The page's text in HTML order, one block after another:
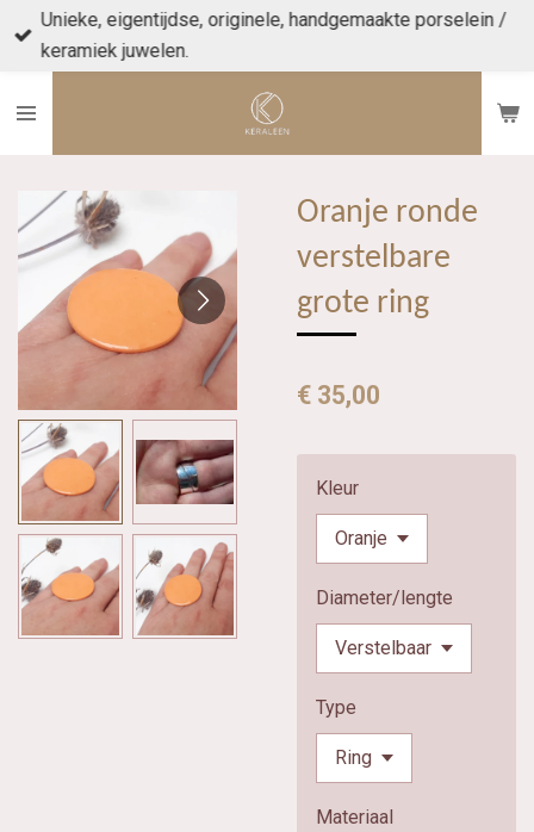
Ga
direct
de
Unieke, eigentijdse, originele, handgemaakte porselein /
keramiek juwelen.
Oranje ronde
verstelbare
grote ring
€ 35,00
Kleur
Diameter/lengte
Type
Materiaal